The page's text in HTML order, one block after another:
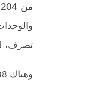
تصرف، لتصل
وهناك 2.838 عملية أخرى ضمن التصرفات بلغت قيمتها قرابة 14 مليار درهم.